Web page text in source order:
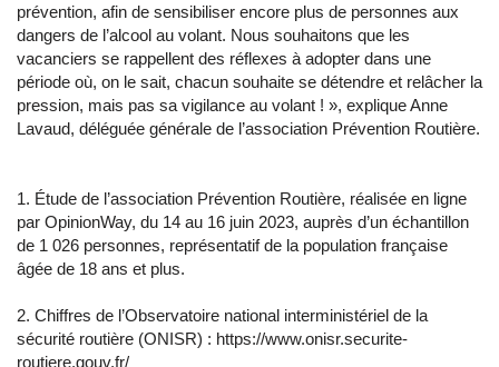
prévention, afin de sensibiliser encore plus de personnes aux
dangers de l’alcool au volant. Nous souhaitons que les
vacanciers se rappellent des réflexes à adopter dans une
période où, on le sait, chacun souhaite se détendre et relâcher la
pression, mais pas sa vigilance au volant ! », explique Anne
Lavaud, déléguée générale de l’association Prévention Routière.
1. Étude de l’association Prévention Routière, réalisée en ligne
par OpinionWay, du 14 au 16 juin 2023, auprès d’un échantillon
de 1 026 personnes, représentatif de la population française
âgée de 18 ans et plus.
2. Chiffres de l’Observatoire national interministériel de la
sécurité routière (ONISR) : https://www.onisr.securite-
routiere.gouv.fr/